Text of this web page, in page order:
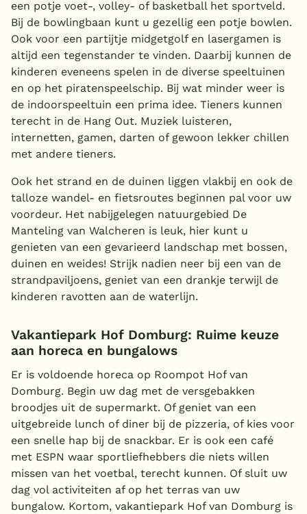
een potje voet-, volley- of basketball het sportveld.
Bij de bowlingbaan kunt u gezellig een potje bowlen.
Ook voor een partijtje midgetgolf en lasergamen is
altijd een tegenstander te vinden. Daarbij kunnen de
kinderen eveneens spelen in de diverse speeltuinen
en op het piratenspeelschip. Bij wat minder weer is
de indoorspeeltuin een prima idee. Tieners kunnen
terecht in de Hang Out. Muziek luisteren,
internetten, gamen, darten of gewoon lekker chillen
met andere tieners.
Ook het strand en de duinen liggen vlakbij en ook de
talloze wandel- en fietsroutes beginnen pal voor uw
voordeur. Het nabijgelegen natuurgebied De
Manteling van Walcheren is leuk, hier kunt u
genieten van een gevarieerd landschap met bossen,
duinen en weides! Strijk nadien neer bij een van de
strandpaviljoens, geniet van een drankje terwijl de
kinderen ravotten aan de waterlijn.
Vakantiepark Hof Domburg: Ruime keuze
aan horeca en bungalows
Er is voldoende horeca op Roompot Hof van
Domburg. Begin uw dag met de versgebakken
broodjes uit de supermarkt. Of geniet van een
uitgebreide lunch of diner bij de pizzeria, of kies voor
een snelle hap bij de snackbar. Er is ook een café
met ESPN waar sportliefhebbers die niets willen
missen van het voetbal, terecht kunnen. Of sluit uw
dag vol activiteiten af op het terras van uw
bungalow. Kortom, vakantiepark Hof van Domburg is